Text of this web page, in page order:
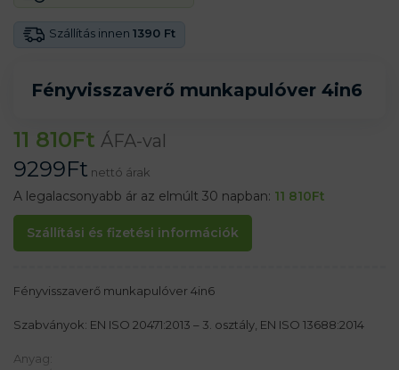
Fényvisszaverő munkapulóver 4in6
Szállítás innen 1390 Ft
11 810Ft ÁFA-val
9299Ft nettó árak
A legalacsonyabb ár az elmúlt 30 napban: 11 810Ft
Szállítási és fizetési információk
Fényvisszaverő munkapulóver 4in6
Szabványok: EN ISO 20471:2013 – 3. osztály, EN ISO 13688:2014
Anyag: